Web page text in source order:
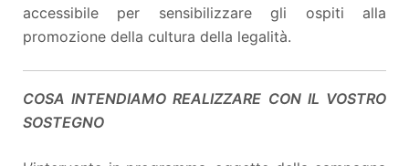
accessibile per sensibilizzare gli ospiti alla
promozione della cultura della legalità.
COSA INTENDIAMO REALIZZARE CON IL VOSTRO
SOSTEGNO